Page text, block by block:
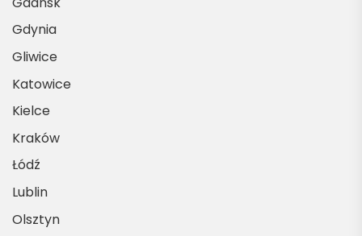
Gdynia
Gliwice
Katowice
Kielce
Kraków
Łódź
Lublin
Olsztyn